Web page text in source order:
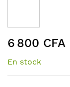
of
the
images
gallery
to
beginning
of
6 800 CFA
En stock